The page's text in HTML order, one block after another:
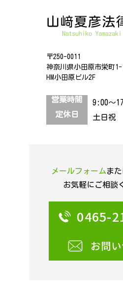
〒250-0011
神奈川県小田原市栄町1-
HM小田原ビル2F
営業時間
9:00～
定休日
土日祝
メールフォームま
お気軽にご相談
0465-
お問